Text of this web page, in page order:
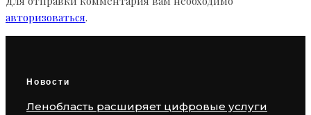
авторизоваться.
Новости
Ленобласть расширяет цифровые услуги